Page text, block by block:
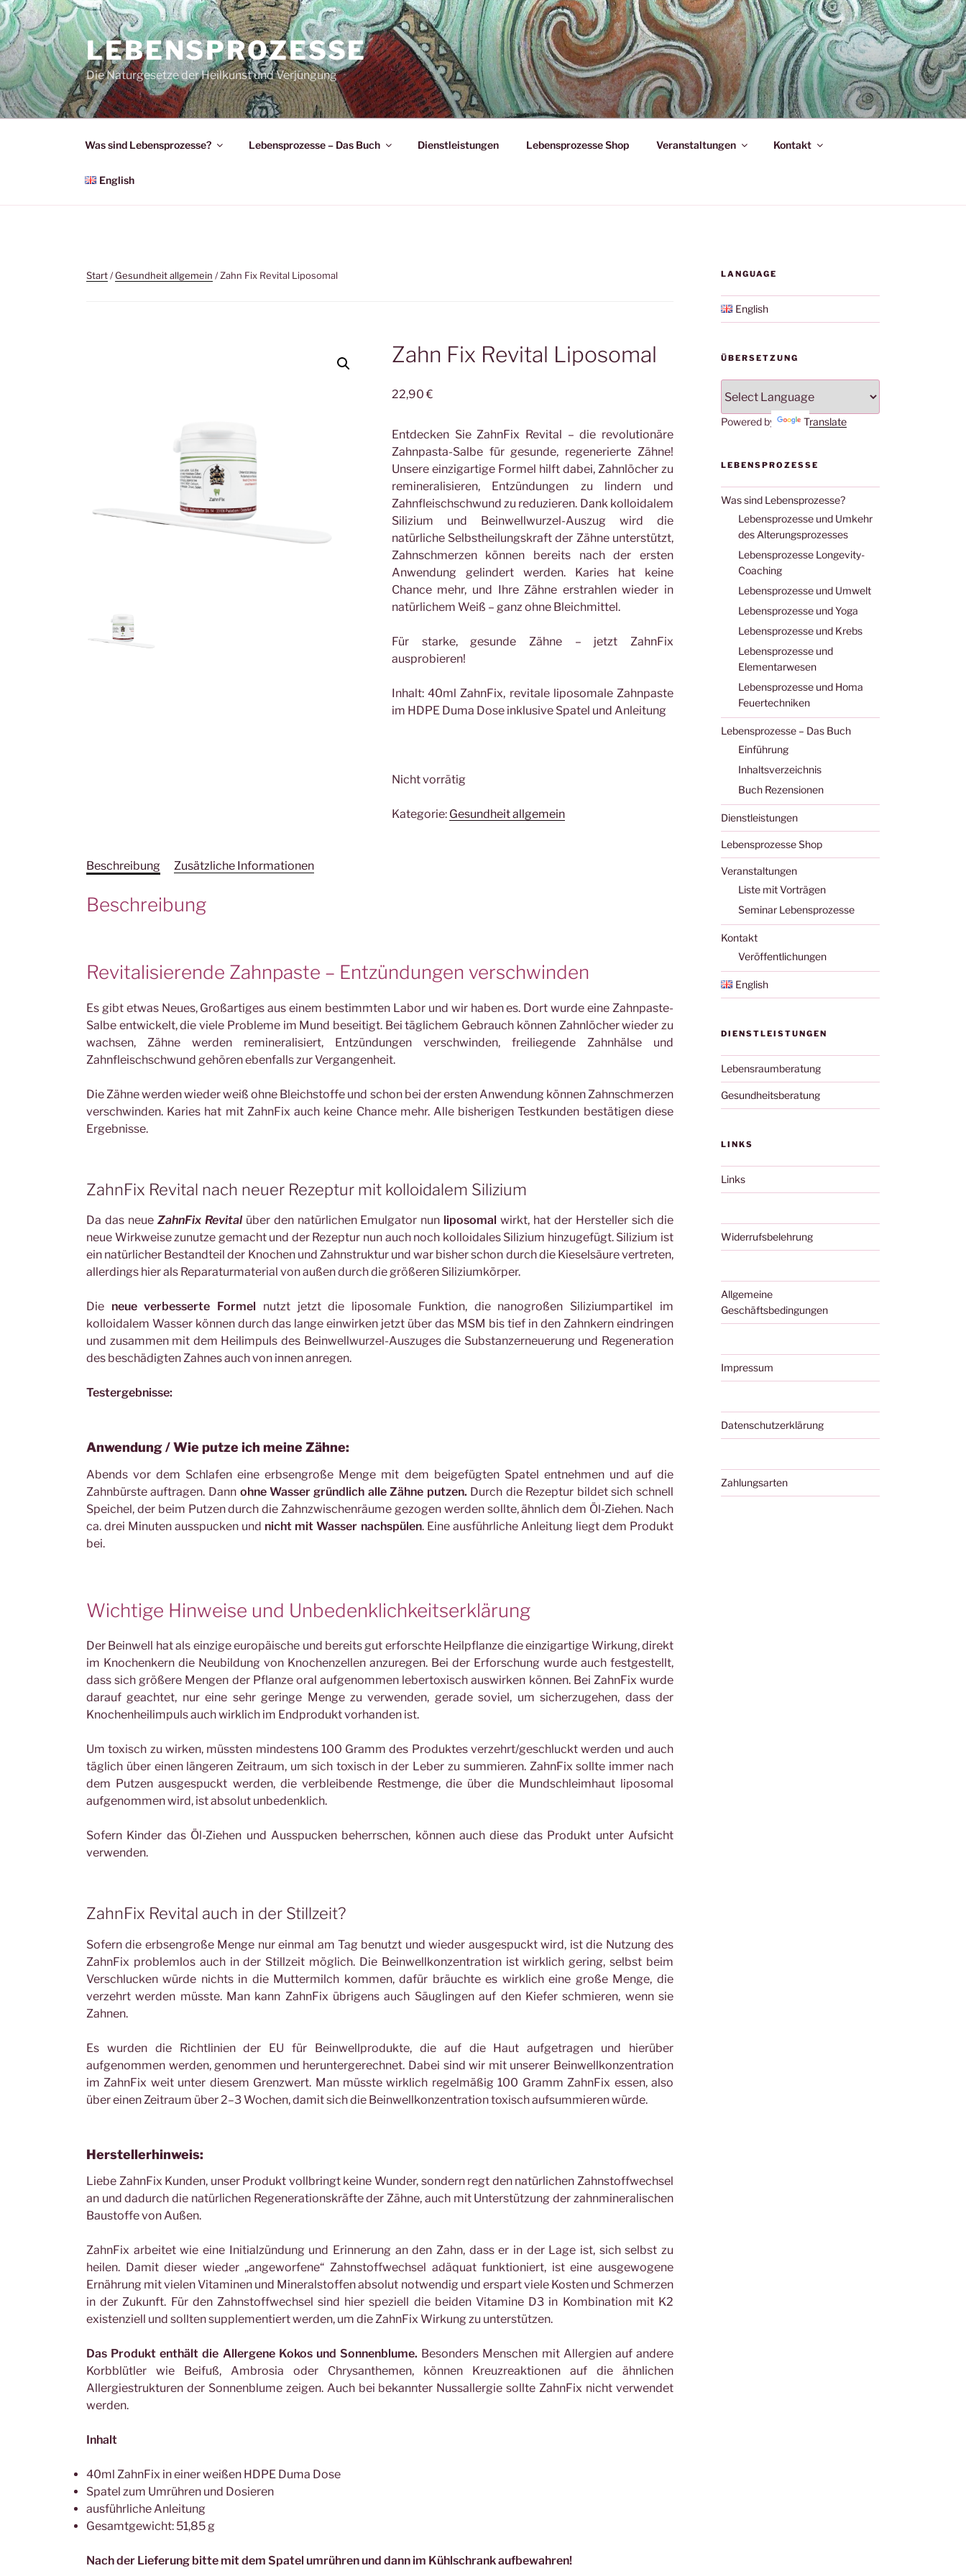
Zum
Inhalt
springen
LEBENSPROZESSE
Die Naturgesetze der Heilkunst und Verjüngung
Was sind Lebensprozesse? Lebensprozesse – Das Buch Dienstleistungen Lebensprozesse Shop Veranstaltungen Kontakt
English
Start/Gesundheit allgemein / Zahn Fix Revital Liposomal
Zahn Fix Revital Liposomal
22,90€
Entdecken Sie ZahnFix Revital – die revolutionäre
Zahnpasta-Salbe für gesunde, regenerierte Zähne!
Unsere einzigartige Formel hilft dabei, Zahnlöcher zu
remineralisieren, Entzündungen zu lindern und
Zahnfleischschwund zu reduzieren. Dank kolloidalem
Silizium und Beinwellwurzel-Auszug wird die
natürliche Selbstheilungskraft der Zähne unterstützt,
Zahnschmerzen können bereits nach der ersten
Anwendung gelindert werden. Karies hat keine
Chance mehr, und Ihre Zähne erstrahlen wieder in
natürlichem Weiß – ganz ohne Bleichmittel.
Für starke, gesunde Zähne – jetzt ZahnFix
ausprobieren!
Inhalt: 40ml ZahnFix, revitale liposomale Zahnpaste
im HDPE Duma Dose inklusive Spatel und Anleitung
Nicht vorrätig
Kategorie: Gesundheit allgemein
Beschreibung Zusätzliche Informationen
Beschreibung
Revitalisierende Zahnpaste – Entzündungen verschwinden
Es gibt etwas Neues, Großartiges aus einem bestimmten Labor und wir haben es. Dort wurde eine Zahnpaste-
Salbe entwickelt, die viele Probleme im Mund beseitigt. Bei täglichem Gebrauch können Zahnlöcher wieder zu
wachsen, Zähne werden remineralisiert, Entzündungen verschwinden, freiliegende Zahnhälse und
Zahnfleischschwund gehören ebenfalls zur Vergangenheit.
Die Zähne werden wieder weiß ohne Bleichstoffe und schon bei der ersten Anwendung können Zahnschmerzen
verschwinden. Karies hat mit ZahnFix auch keine Chance mehr. Alle bisherigen Testkunden bestätigen diese
Ergebnisse.
ZahnFix Revital nach neuer Rezeptur mit kolloidalem Silizium
Da das neue ZahnFix Revitalüber den natürlichen Emulgator nun liposomal wirkt, hat der Hersteller sich die
neue Wirkweise zunutze gemacht und der Rezeptur nun auch noch kolloidales Silizium hinzugefügt. Silizium ist
ein natürlicher Bestandteil der Knochen und Zahnstruktur und war bisher schon durch die Kieselsäure vertreten,
allerdings hier als Reparaturmaterial von außen durch die größeren Siliziumkörper.
Die neue verbesserte Formel nutzt jetzt die liposomale Funktion, die nanogroßen Siliziumpartikel im
kolloidalem Wasser können durch das lange einwirken jetzt über das MSM bis tief in den Zahnkern eindringen
und zusammen mit dem Heilimpuls des Beinwellwurzel-Auszuges die Substanzerneuerung und Regeneration
des beschädigten Zahnes auch von innen anregen.
Testergebnisse:
Anwendung / Wie putze ich meine Zähne:
Abends vor dem Schlafen eine erbsengroße Menge mit dem beigefügten Spatel entnehmen und auf die
Zahnbürste auftragen. Dann ohne Wasser gründlich alle Zähne putzen. Durch die Rezeptur bildet sich schnell
Speichel, der beim Putzen durch die Zahnzwischenräume gezogen werden sollte, ähnlich dem Öl-Ziehen. Nach
ca. drei Minuten ausspucken und nicht mit Wasser nachspülen. Eine ausführliche Anleitung liegt dem Produkt
bei.
Wichtige Hinweise und Unbedenklichkeitserklärung
Der Beinwell hat als einzige europäische und bereits gut erforschte Heilpflanze die einzigartige Wirkung, direkt
im Knochenkern die Neubildung von Knochenzellen anzuregen. Bei der Erforschung wurde auch festgestellt,
dass sich größere Mengen der Pflanze oral aufgenommen lebertoxisch auswirken können. Bei ZahnFix wurde
darauf geachtet, nur eine sehr geringe Menge zu verwenden, gerade soviel, um sicherzugehen, dass der
Knochenheilimpuls auch wirklich im Endprodukt vorhanden ist.
Um toxisch zu wirken, müssten mindestens 100 Gramm des Produktes verzehrt/geschluckt werden und auch
täglich über einen längeren Zeitraum, um sich toxisch in der Leber zu summieren. ZahnFix sollte immer nach
dem Putzen ausgespuckt werden, die verbleibende Restmenge, die über die Mundschleimhaut liposomal
aufgenommen wird, ist absolut unbedenklich.
Sofern Kinder das Öl-Ziehen und Ausspucken beherrschen, können auch diese das Produkt unter Aufsicht
verwenden.
ZahnFix Revital auch in der Stillzeit?
Sofern die erbsengroße Menge nur einmal am Tag benutzt und wieder ausgespuckt wird, ist die Nutzung des
ZahnFix problemlos auch in der Stillzeit möglich. Die Beinwellkonzentration ist wirklich gering, selbst beim
Verschlucken würde nichts in die Muttermilch kommen, dafür bräuchte es wirklich eine große Menge, die
verzehrt werden müsste. Man kann ZahnFix übrigens auch Säuglingen auf den Kiefer schmieren, wenn sie
Zahnen.
Es wurden die Richtlinien der EU für Beinwellprodukte, die auf die Haut aufgetragen und hierüber
aufgenommen werden, genommen und heruntergerechnet. Dabei sind wir mit unserer Beinwellkonzentration
im ZahnFix weit unter diesem Grenzwert. Man müsste wirklich regelmäßig 100 Gramm ZahnFix essen, also
über einen Zeitraum über 2–3 Wochen, damit sich die Beinwellkonzentration toxisch aufsummieren würde.
Herstellerhinweis:
Liebe ZahnFix Kunden, unser Produkt vollbringt keine Wunder, sondern regt den natürlichen Zahnstoffwechsel
an und dadurch die natürlichen Regenerationskräfte der Zähne, auch mit Unterstützung der zahnmineralischen
Baustoffe von Außen.
ZahnFix arbeitet wie eine Initialzündung und Erinnerung an den Zahn, dass er in der Lage ist, sich selbst zu
heilen. Damit dieser wieder „angeworfene“ Zahnstoffwechsel adäquat funktioniert, ist eine ausgewogene
Ernährung mit vielen Vitaminen und Mineralstoffen absolut notwendig und erspart viele Kosten und Schmerzen
in der Zukunft. Für den Zahnstoffwechsel sind hier speziell die beiden Vitamine D3 in Kombination mit K2
existenziell und sollten supplementiert werden, um die ZahnFix Wirkung zu unterstützen.
Das Produkt enthält die Allergene Kokos und Sonnenblume. Besonders Menschen mit Allergien auf andere
Korbblütler wie Beifuß, Ambrosia oder Chrysanthemen, können Kreuzreaktionen auf die ähnlichen
Allergiestrukturen der Sonnenblume zeigen. Auch bei bekannter Nussallergie sollte ZahnFix nicht verwendet
werden.
Inhalt
40ml ZahnFix in einer weißen HDPE Duma Dose
Spatel zum Umrühren und Dosieren
ausführliche Anleitung
Gesamtgewicht: 51,85 g
Nach der Lieferung bitte mit dem Spatel umrühren und dann im Kühlschrank aufbewahren!
LANGUAGE
English
ÜBERSETZUNG
Powered by Translate
LEBENSPROZESSE
Was sind Lebensprozesse?
Lebensprozesse und Umkehr
des Alterungsprozesses
Lebensprozesse Longevity-
Coaching
Lebensprozesse und Umwelt
Lebensprozesse und Yoga
Lebensprozesse und Krebs
Lebensprozesse und
Elementarwesen
Lebensprozesse und Homa
Feuertechniken
Lebensprozesse – Das Buch
Einführung
Inhaltsverzeichnis
Buch Rezensionen
Dienstleistungen
Lebensprozesse Shop
Veranstaltungen
Liste mit Vorträgen
Seminar Lebensprozesse
Kontakt
Veröffentlichungen
English
DIENSTLEISTUNGEN
Lebensraumberatung
Gesundheitsberatung
LINKS
Links
Widerrufsbelehrung
Allgemeine
Geschäftsbedingungen
Impressum
Datenschutzerklärung
Zahlungsarten